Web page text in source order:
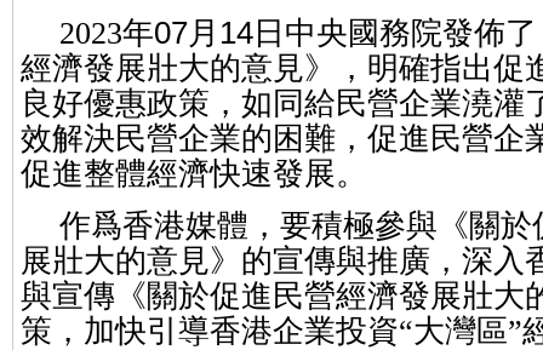
2023年07月 14 日中央國務院發佈
經濟發展壯大的意見》，明確指出促
良好優惠政策，如同給民營企業澆灌
效解決民營企業的困難，促進民營企
促進整體經濟快速發展。
作爲香港媒體，要積極參與《關
展壯大的意見》的宣傳與推廣，深入
與宣傳《關於促進民營經濟發展壯大
策，加快引導香港企業投資“大灣區”